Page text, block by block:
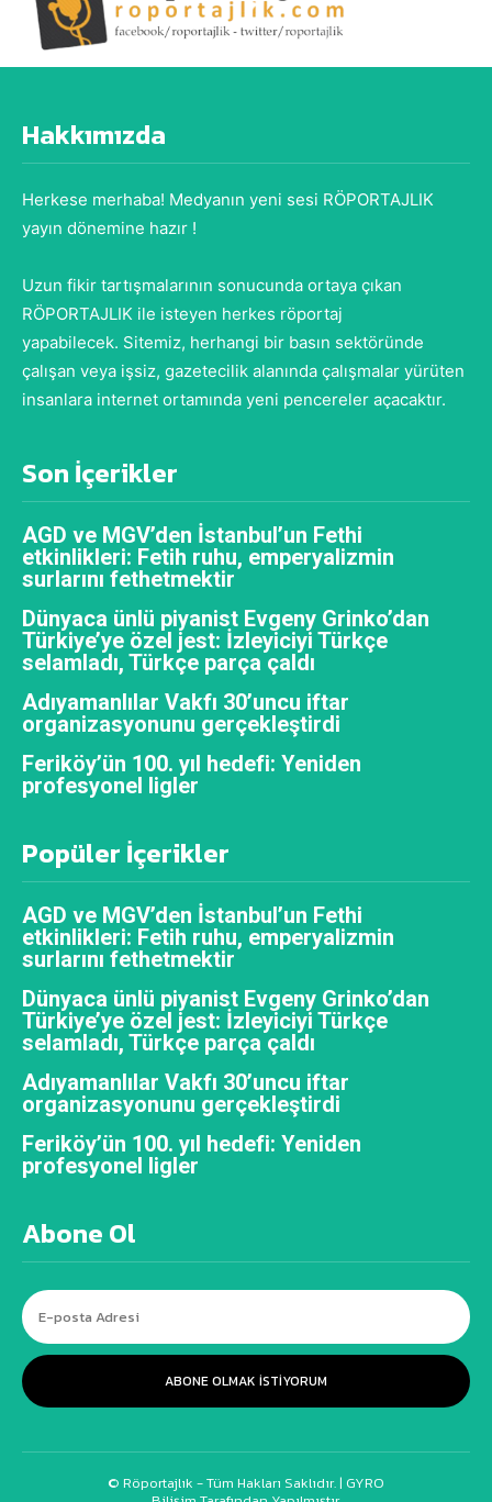
Hakkımızda
Herkese merhaba! Medyanın yeni sesi RÖPORTAJLIK
yayın dönemine hazır !
Uzun fikir tartışmalarının sonucunda ortaya çıkan
RÖPORTAJLIK ile isteyen herkes röportaj
yapabilecek. Sitemiz, herhangi bir basın sektöründe
çalışan veya işsiz, gazetecilik alanında çalışmalar yürüten
insanlara internet ortamında yeni pencereler açacaktır.
Son İçerikler
AGD ve MGV’den İstanbul’un Fethi
etkinlikleri: Fetih ruhu, emperyalizmin
surlarını fethetmektir
Dünyaca ünlü piyanist Evgeny Grinko’dan
Türkiye’ye özel jest: İzleyiciyi Türkçe
selamladı, Türkçe parça çaldı
Adıyamanlılar Vakfı 30’uncu iftar
organizasyonunu gerçekleştirdi
Feriköy’ün 100. yıl hedefi: Yeniden
profesyonel ligler
Popüler İçerikler
AGD ve MGV’den İstanbul’un Fethi
etkinlikleri: Fetih ruhu, emperyalizmin
surlarını fethetmektir
Dünyaca ünlü piyanist Evgeny Grinko’dan
Türkiye’ye özel jest: İzleyiciyi Türkçe
selamladı, Türkçe parça çaldı
Adıyamanlılar Vakfı 30’uncu iftar
organizasyonunu gerçekleştirdi
Feriköy’ün 100. yıl hedefi: Yeniden
profesyonel ligler
Abone Ol
ABONE OLMAK ISTIYORUM
© Röportajlık - Tüm Hakları Saklıdır. | GYRO